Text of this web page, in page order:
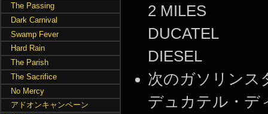
2 MILES
DUCATEL
DIESEL
次のガソリンス
デュカテル・デ
The Passing
Dark Carnival
Swamp Fever
Hard Rain
The Parish
The Sacrifice
No Mercy
アドオンキャンペーン